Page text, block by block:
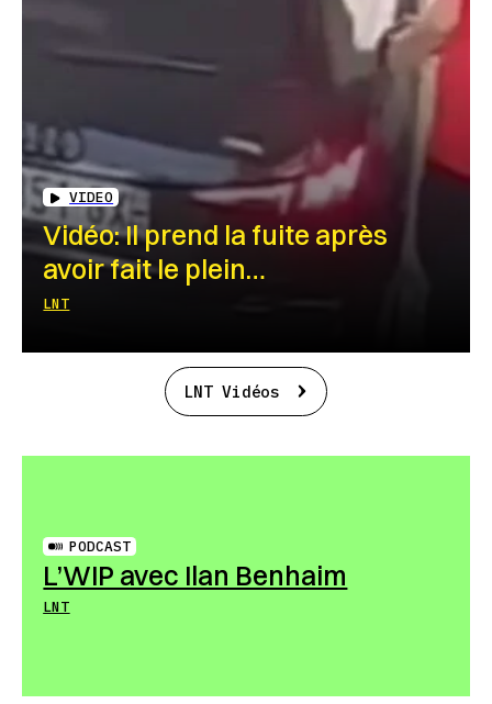
VIDEO
Vidéo: Il prend la fuite après
avoir fait le plein…
LNT
LNT Vidéos
PODCAST
L’WIP avec Ilan Benhaim
LNT